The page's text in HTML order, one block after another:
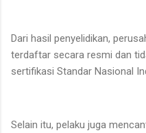
Dari hasil penyelidikan,
terdaftar secara resmi dan
sertifikasi Standar Nasional
Selain itu, pelaku juga